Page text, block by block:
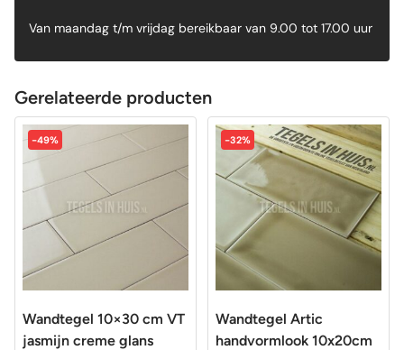
Van maandag t/m vrijdag bereikbaar van 9.00 tot 17.00 uur
Gerelateerde producten
-49%
Wandtegel 10×30 cm VT
jasmijn creme glans
-32%
Wandtegel Artic
handvormlook 10x20cm